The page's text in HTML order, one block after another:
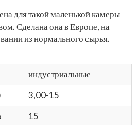
для такой маленькой камеры
Сделана она в Европе, на
из нормального сырья.
индустриальные
3,00-15
15